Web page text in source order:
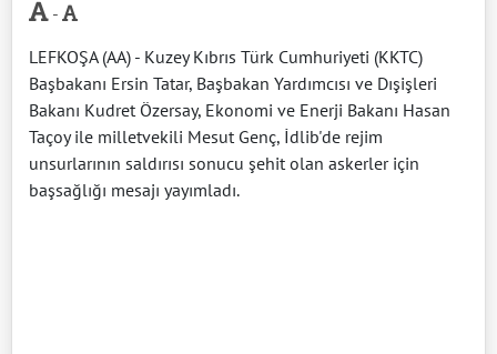
-
LEFKOŞA (AA) - Kuzey Kıbrıs Türk Cumhuriyeti (KKTC)
Başbakanı Ersin Tatar, Başbakan Yardımcısı ve Dışişleri
Bakanı Kudret Özersay, Ekonomi ve Enerji Bakanı Hasan
Taçoy ile milletvekili Mesut Genç, İdlib'de rejim
unsurlarının saldırısı sonucu şehit olan askerler için
başsağlığı mesajı yayımladı.